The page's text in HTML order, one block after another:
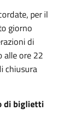
per il
giorno
di
alle ore 22
chiusura
di biglietti